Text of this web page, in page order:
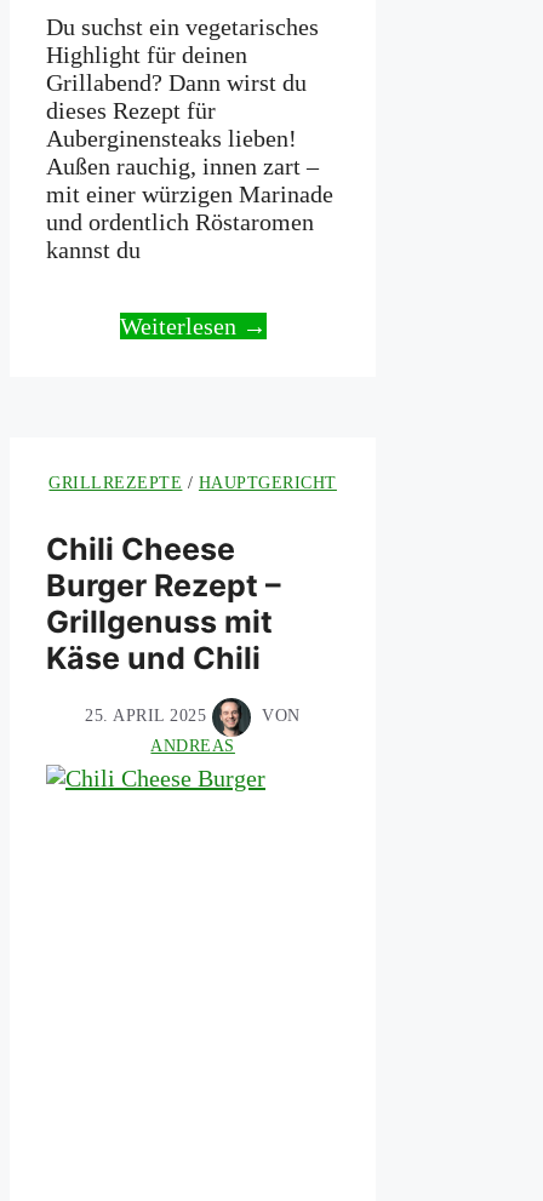
Du suchst ein vegetarisches
Highlight für deinen
Grillabend? Dann wirst du
dieses Rezept für
Auberginensteaks lieben!
Außen rauchig, innen zart –
mit einer würzigen Marinade
und ordentlich Röstaromen
kannst du
Weiterlesen →
GRILLREZEPTE / HAUPTGERICHT
Chili Cheese
Burger Rezept –
Grillgenuss mit
Käse und Chili
25. APRIL 2025
VON
ANDREAS